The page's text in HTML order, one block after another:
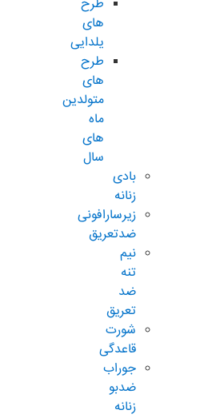
طرح
های
یلدایی
طرح
های
متولدین
ماه
های
سال
بادی
زنانه
زیرسارافونی
ضدتعریق
نیم
تنه
ضد
تعریق
شورت
قاعدگی
جوراب
ضدبو
زنانه